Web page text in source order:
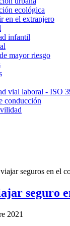
ecológica
en el extranjero
infantil
mayor riesgo
vial laboral - ISO
conducción
seguros en el
seguro
2021